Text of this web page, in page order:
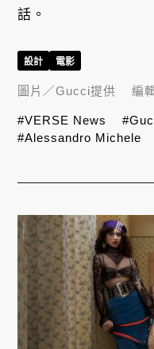
話。
設計 電影
圖片／Gucci提供 編
#VERSE News
#Alessandro Michele